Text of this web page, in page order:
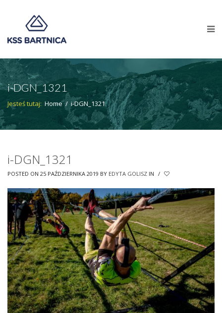
i-DGN_1321
Jesteś tutaj: Home / i-DGN_1321
i-DGN_1321
POSTED ON 25 PAŹDZIERNIKA 2019 BY EDYTA GOLISZ IN /